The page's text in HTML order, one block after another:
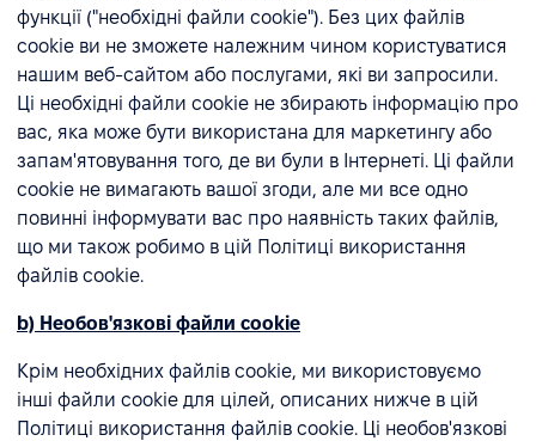
функції ("необхідні файли cookie"). Без цих файлів
cookie ви не зможете належним чином користуватися
нашим веб-сайтом або послугами, які ви запросили.
Ці необхідні файли cookie не збирають інформацію про
вас, яка може бути використана для маркетингу або
запам'ятовування того, де ви були в Інтернеті. Ці файли
cookie не вимагають вашої згоди, але ми все одно
повинні інформувати вас про наявність таких файлів,
що ми також робимо в цій Політиці використання
файлів cookie.
b) Необов'язкові файли cookie
Крім необхідних файлів cookie, ми використовуємо
інші файли cookie для цілей, описаних нижче в цій
Політиці використання файлів cookie. Ці необов'язкові